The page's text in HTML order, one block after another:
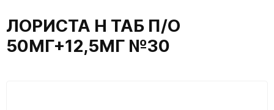
ЛОРИСТА Н ТАБ П/О
50МГ+12,5МГ №30